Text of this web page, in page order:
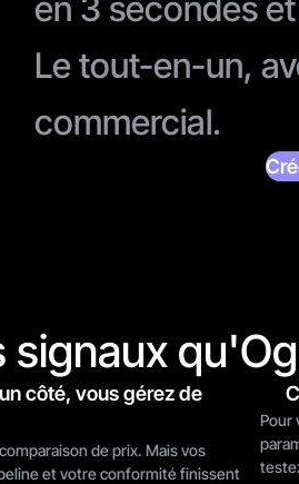
en 3 secondes
Le tout-en-un,
commercial.
signaux
côté, vous gérez de
de prix. Mais vos
et votre conformité finissent
Pour